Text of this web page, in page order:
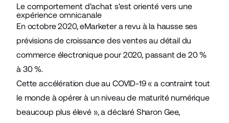
Le comportement d'achat s'est orienté vers une
expérience omnicanale
En octobre 2020,eMarketer a revu à la hausse ses
prévisionsde croissance des ventes au détail du
commerce électronique pour 2020, passant de 20 %
à 30 %.
Cette accélération due au COVID-19 « a contraint tout
le monde à opérer à un niveau de maturité numérique
beaucoup plus élevé », a déclaré Sharon Gee,